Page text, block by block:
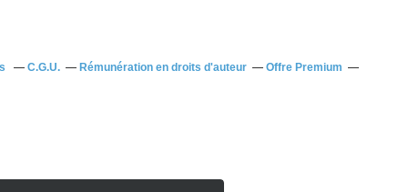
C.G.U. Rémunération en droits d'auteur
Offre Premium